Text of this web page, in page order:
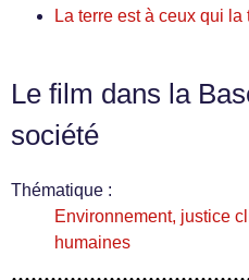
La terre est à ceux qui
Le film dans la
société
Thématique :
Environnement, justice
humaines